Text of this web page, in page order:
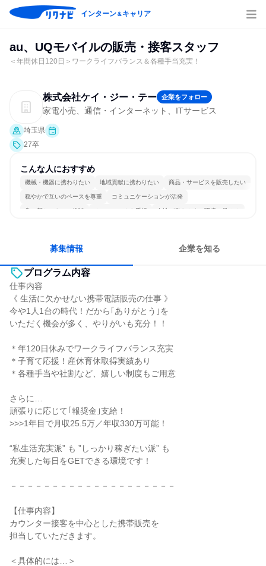
インターン＆キャリア
au、UQモバイルの販売・接客スタッフ
＜年間休日120日＞ワークライフバランス＆各種手当充実！
株式会社ケイ・ジー・テー 企業をフォロー
家電小売、通信・インターネット、ITサービス
埼玉県
27卒
こんな人におすすめ
機械・機器に携わりたい 地域貢献に携わりたい 商品・サービスを販売したい
穏やかで互いのペースを尊重 コミュニケーションが活発
常に新しいものに挑戦 チームワークを重視 女性が働きやすい環境で働ける
募集情報 企業を知る
プログラム内容
仕事内容
《 生活に欠かせない携帯電話販売の仕事 》
今や1人1台の時代！だから｢ありがとう｣を
いただく機会が多く、やりがいも充分！！
＊年120日休みでワークライフバランス充実
＊子育て応援！産休育休取得実績あり
＊各種手当や社割など、嬉しい制度もご用意
さらに…
頑張りに応じて｢報奨金｣支給！
>>>1年目で月収25.5万／年収330万可能！
“私生活充実派” も ”しっかり稼ぎたい派” も
充実した毎日をGETできる環境です！
－－－－－－－－－－－－－－－－－－－－
【仕事内容】
カウンター接客を中心とした携帯販売を
担当していただきます。
＜具体的には…＞